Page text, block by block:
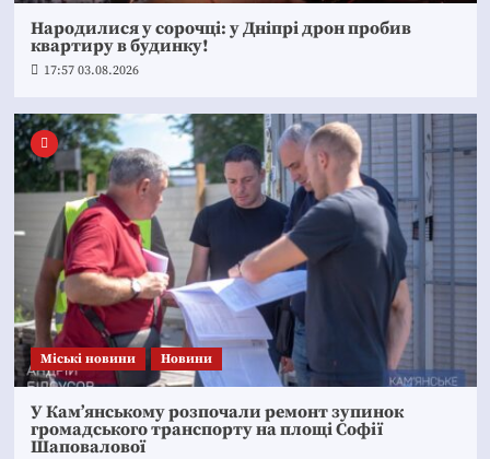
Народилися у сорочці: у Дніпрі дрон пробив
квартиру в будинку!
17:57 03.08.2026
Mіські новини Новини
У Кам’янському розпочали ремонт зупинок
громадського транспорту на площі Софії
Шаповалової